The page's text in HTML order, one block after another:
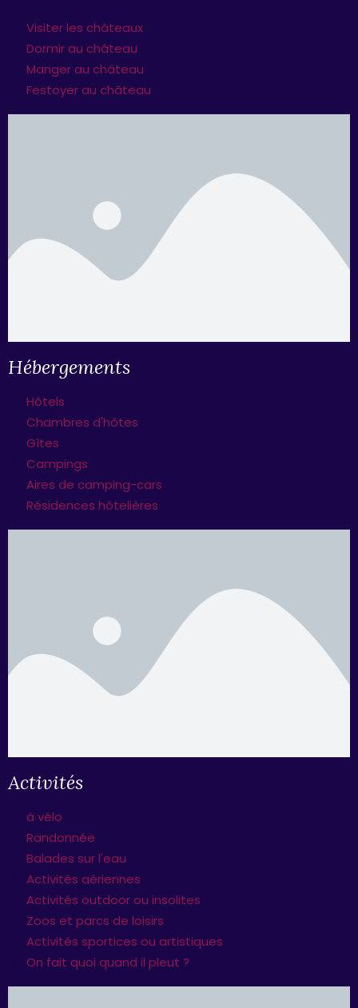
Visiter les châteaux
Dormir au château
Manger au château
Festoyer au château
Hébergements
Hôtels
Chambres d'hôtes
Gîtes
Campings
Aires de camping-cars
Résidences hôtelières
Activités
à vélo
Randonnée
Balades sur l'eau
Activités aériennes
Activités outdoor ou insolites
Zoos et parcs de loisirs
Activités sportices ou artistiques
On fait quoi quand il pleut ?